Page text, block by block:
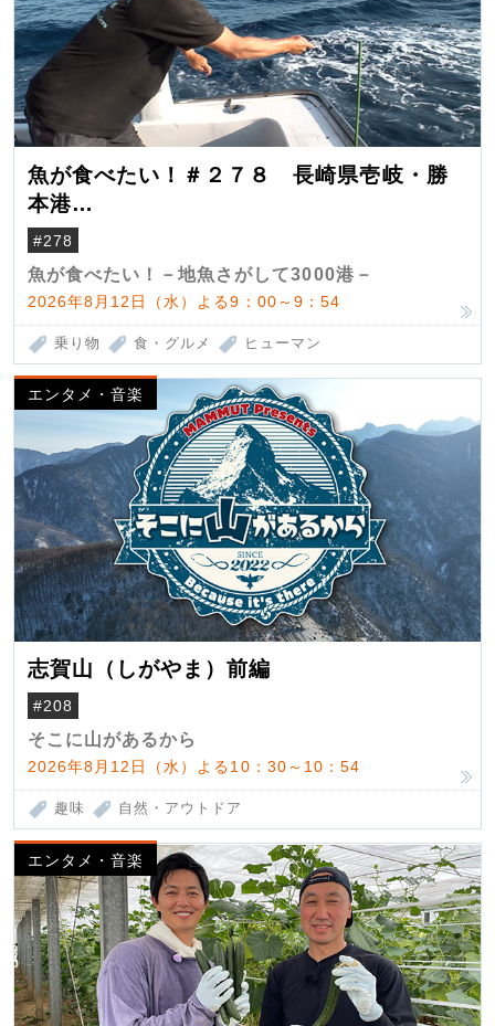
魚が食べたい！＃２７８ 長崎県壱岐・勝
本港
（クロマグロ）
#278
魚が食べたい！－地魚さがして3000港－
2026年8月12日（水）よる9：00～9：54
乗り物 食・グルメ ヒューマン
エンタメ・音楽
志賀山（しがやま）前編
#208
そこに山があるから
2026年8月12日（水）よる10：30～10：54
趣味 自然・アウトドア
エンタメ・音楽